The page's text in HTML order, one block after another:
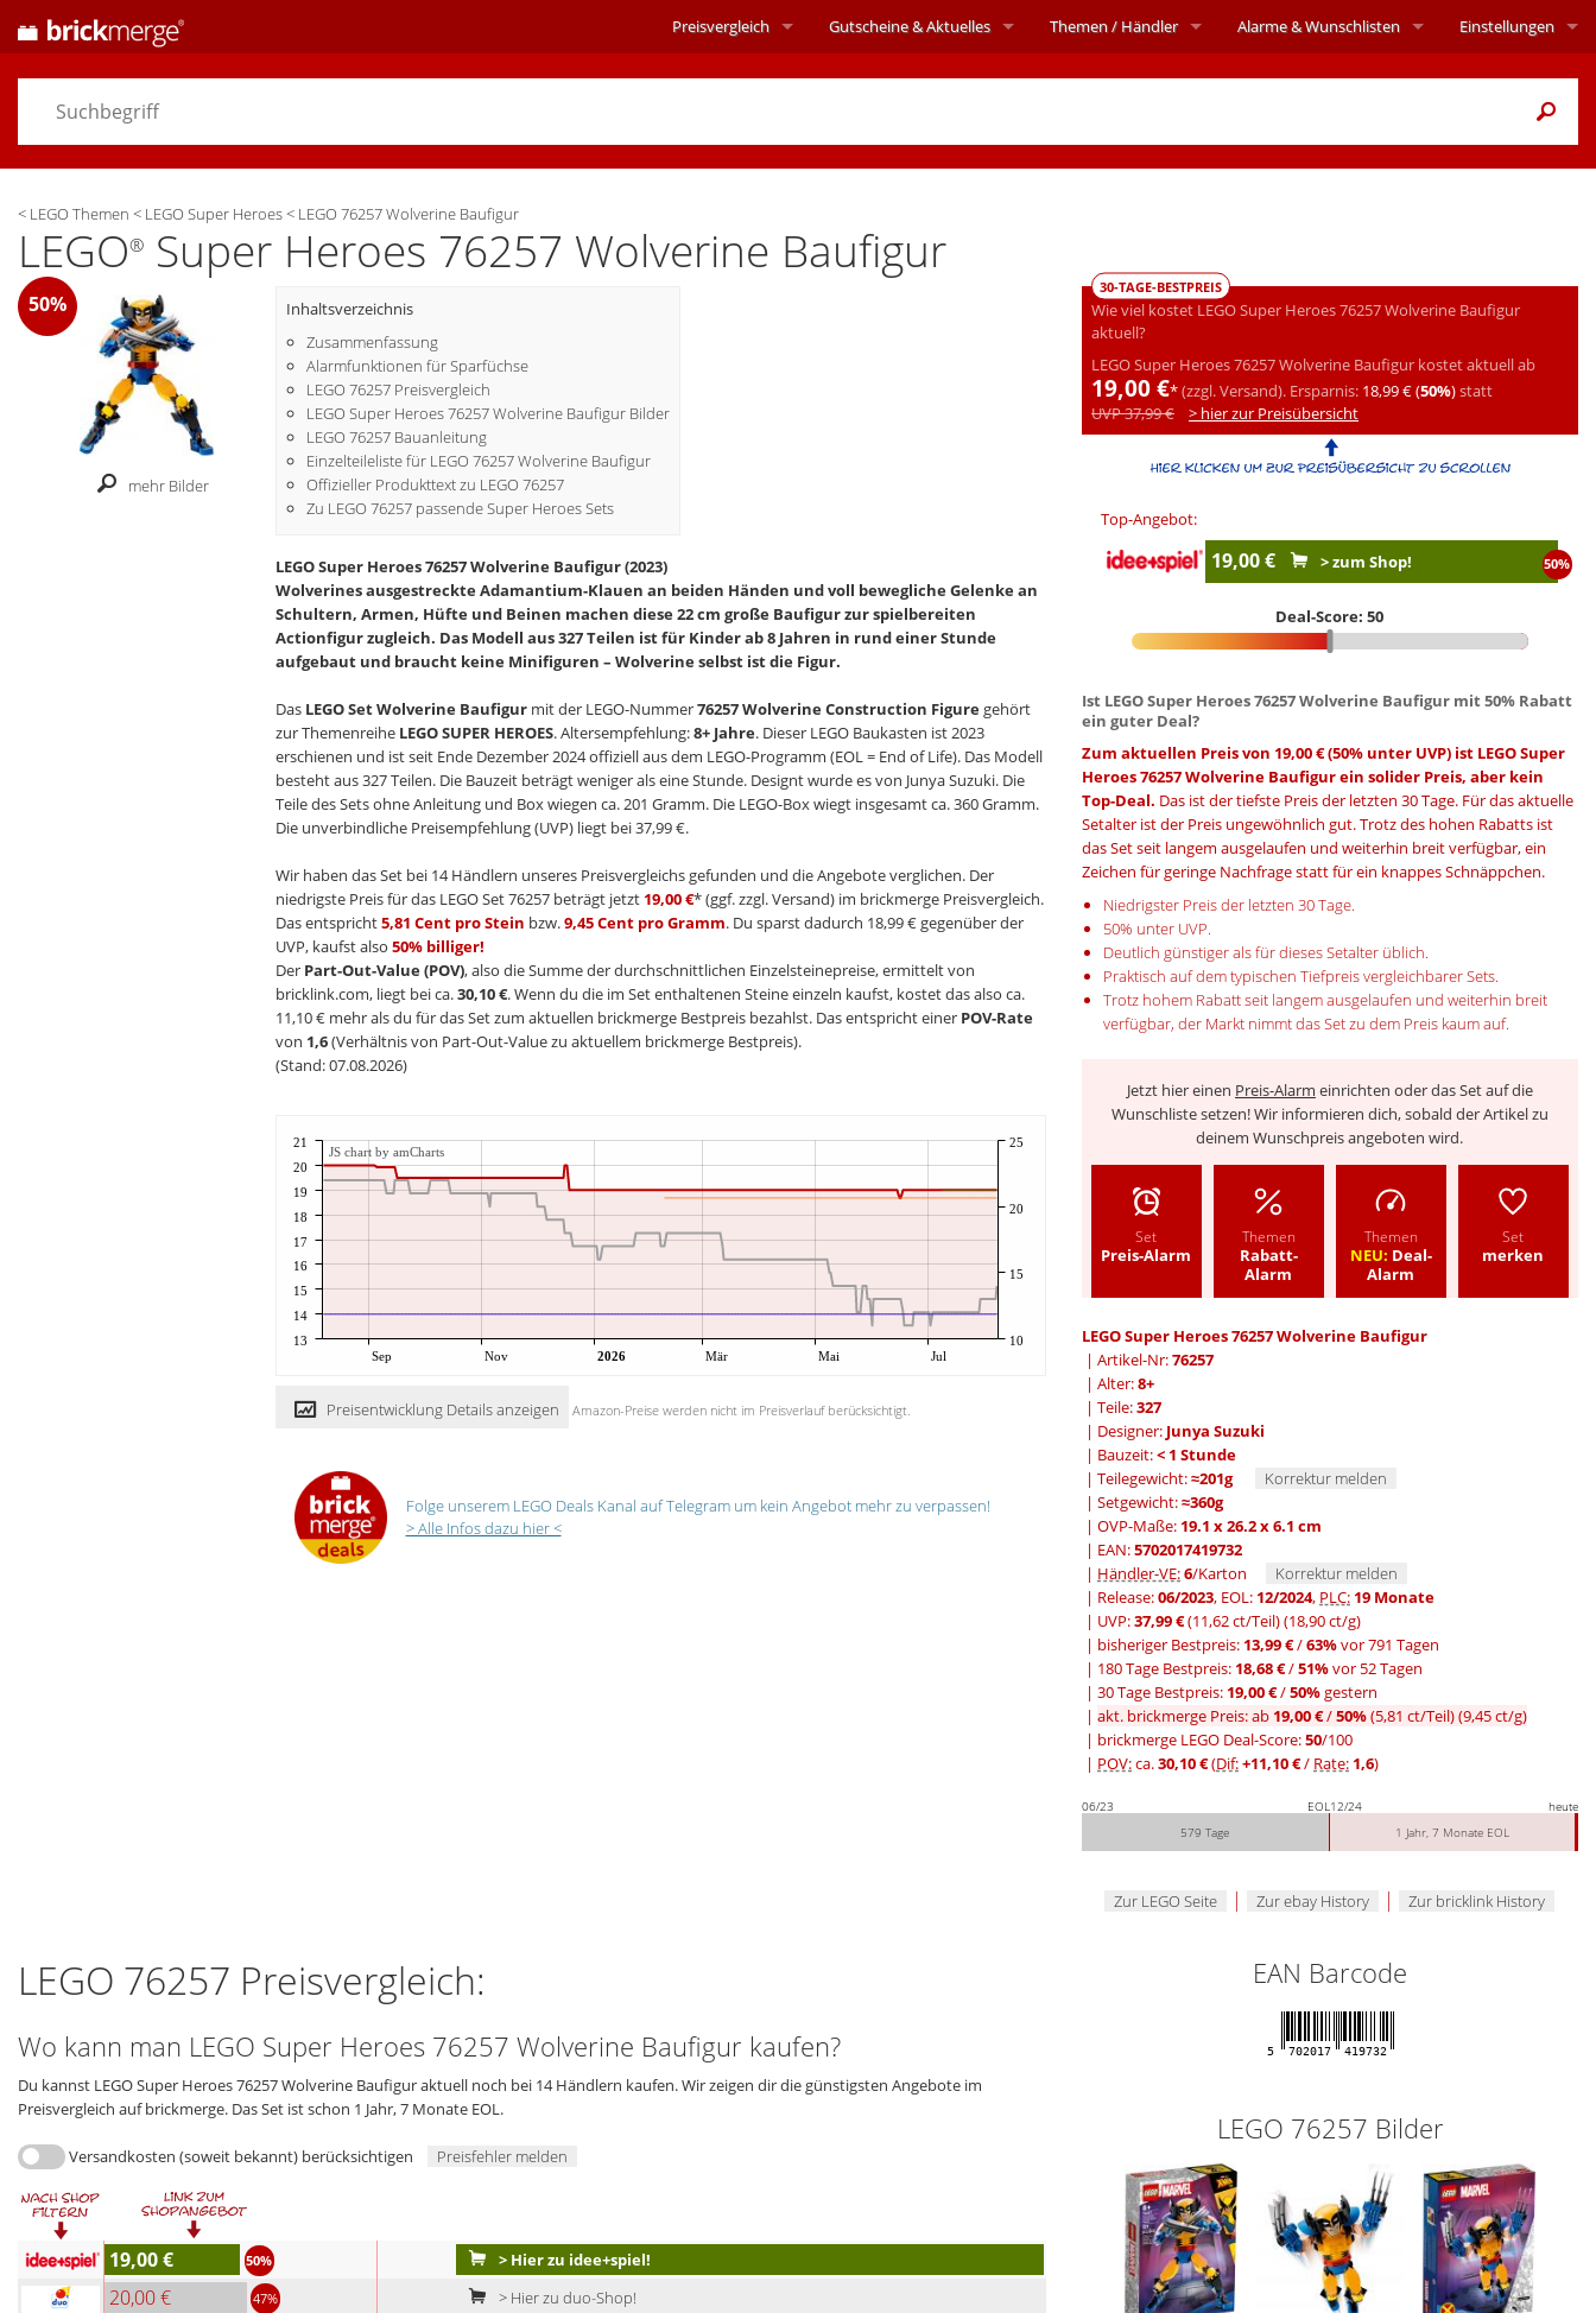
< LEGO Themen < LEGO Super Heroes< LEGO 76257 Wolverine Baufigur
LEGO® Super Heroes 76257 Wolverine Baufigur
30-TAGE-BESTPREIS
Wie viel kostet LEGO Super Heroes 76257 Wolverine Baufigur
aktuell?
LEGO Super Heroes 76257 Wolverine Baufigur kostet aktuell ab
19,00 €*(zzgl. Versand). Ersparnis: 18,99 € (50%)statt
UVP 37,99 €
> hier zur Preisübersicht
Top-Angebot:
19,00 € 50%
> zum Shop!
Deal-Score: 50
Ist LEGO Super Heroes 76257 Wolverine Baufigur mit 50% Rabatt
ein guter Deal?
Zum aktuellen Preis von 19,00 € (50% unter UVP) ist LEGO Super
Heroes 76257 Wolverine Baufigur ein solider Preis, aber kein
Top-Deal. Das ist der tiefste Preis der letzten 30 Tage. Für das aktuelle
Setalter ist der Preis ungewöhnlich gut. Trotz des hohen Rabatts ist
das Set seit langem ausgelaufen und weiterhin breit verfügbar, ein
Zeichen für geringe Nachfrage statt für ein knappes Schnäppchen.
Niedrigster Preis der letzten 30 Tage.
50% unter UVP.
Deutlich günstiger als für dieses Setalter üblich.
Praktisch auf dem typischen Tiefpreis vergleichbarer Sets.
Trotz hohem Rabatt seit langem ausgelaufen und weiterhin breit
verfügbar, der Markt nimmt das Set zu dem Preis kaum auf.
Jetzt hier einen Preis-Alarm einrichten oder das Set auf die
Wunschliste setzen! Wir informieren dich, sobald der Artikel zu
deinem Wunschpreis angeboten wird.
Set
Preis-Alarm
Themen
Rabatt-
Alarm
Themen
NEU: Deal-
Alarm
Set
merken
LEGO Super Heroes 76257 Wolverine Baufigur
| Artikel-Nr:76257
| Alter:8+
| Teile:327
| Designer: Junya Suzuki
| Bauzeit:< 1 Stunde
| Teilegewicht:≈201g
Korrektur melden
| Setgewicht:≈360g
| OVP-Maße: 19.1 x 26.2 x 6.1 cm
| EAN:5702017419732
| Händler-VE:6/Karton
Korrektur melden
| Release:06/2023, EOL: 12/2024, PLC: 19 Monate
| UVP:37,99 €(11,62 ct/Teil)(18,90 ct/g)
| bisheriger Bestpreis: 13,99 €/63%vor 791 Tagen
| 180 Tage Bestpreis: 18,68 €/51%vor 52 Tagen
| 30 Tage Bestpreis: 19,00 €/50%gestern
| akt. brickmerge Preis: ab 19,00 €/50%(5,81 ct/Teil)(9,45 ct/g)
| brickmerge LEGO Deal-Score:50/100
| POV:ca.30,10 €(Dif:+11,10 €/ Rate: 1,6)
06/23 EOL12/24
heute
579 Tage
1 Jahr, 7 Monate EOL
Zur LEGO Seite | Zur ebay History | Zur bricklink History
50%
mehr Bilder
Inhaltsverzeichnis
Zusammenfassung
Alarmfunktionen für Sparfüchse
LEGO 76257 Preisvergleich
LEGO Super Heroes 76257 Wolverine Baufigur Bilder
LEGO 76257 Bauanleitung
Einzelteileliste für LEGO 76257 Wolverine Baufigur
Offizieller Produkttext zu LEGO 76257
Zu LEGO 76257 passende Super Heroes Sets
LEGO Super Heroes 76257 Wolverine Baufigur (2023)
Wolverines ausgestreckte Adamantium-Klauen an beiden Händen und voll bewegliche Gelenke an
Schultern, Armen, Hüfte und Beinen machen diese 22 cm große Baufigur zur spielbereiten
Actionfigur zugleich. Das Modell aus 327 Teilen ist für Kinder ab 8 Jahren in rund einer Stunde
aufgebaut und braucht keine Minifiguren – Wolverine selbst ist die Figur.
Das LEGO Set Wolverine Baufigurmit der LEGO-Nummer76257 Wolverine Construction Figuregehört
zur Themenreihe LEGO SUPER HEROES. Altersempfehlung:8+ Jahre. Dieser LEGO Baukasten ist 2023
erschienen und ist seit Ende Dezember 2024 offiziell aus dem LEGO-Programm (EOL = End of Life). Das Modell
besteht aus 327 Teilen. Die Bauzeit beträgt weniger als eine Stunde. Designt wurde es von Junya Suzuki. Die
Teile des Sets ohne Anleitung und Box wiegen ca. 201 Gramm. Die LEGO-Box wiegt insgesamt ca. 360 Gramm.
Die unverbindliche Preisempfehlung (UVP) liegt bei 37,99 €.
Wir haben das Set bei 14 Händlern unseres Preisvergleichs gefunden und die Angebote verglichen. Der
niedrigste Preis für das LEGO Set 76257 beträgt jetzt 19,00 €* (ggf. zzgl. Versand) im brickmerge Preisvergleich.
Das entspricht5,81 Cent pro Stein bzw.9,45 Cent pro Gramm. Du sparst dadurch 18,99 € gegenüber der
UVP, kaufst also 50% billiger!
Der Part-Out-Value (POV), also die Summe der durchschnittlichen Einzelsteinepreise, ermittelt von
bricklink.com, liegt bei ca.30,10 €. Wenn du die im Set enthaltenen Steine einzeln kaufst, kostet das also ca.
11,10 € mehr als du für das Set zum aktuellen brickmerge Bestpreis bezahlst. Das entspricht einer POV-Rate
von 1,6(Verhältnis von Part-Out-Value zu aktuellem brickmerge Bestpreis).
(Stand: 07.08.2026)
Sep Nov 2026 Mär Mai Jul
13
14
15
16
17
18
19
20
21
10
15
20
25
JS chart by amCharts
Preisentwicklung Details anzeigen Amazon-Preise werden nicht im Preisverlauf berücksichtigt.
Folge unserem LEGO Deals Kanal auf Telegram um kein Angebot mehr zu verpassen!
> Alle Infos dazu hier <
LEGO 76257 Preisvergleich:
Wo kann man LEGO Super Heroes 76257 Wolverine Baufigur kaufen?
Du kannst LEGO Super Heroes 76257 Wolverine Baufigur aktuell noch bei 14 Händlern kaufen. Wir zeigen dir die günstigsten Angebote im
Preisvergleich auf brickmerge. Das Set ist schon 1 Jahr, 7 Monate EOL.
Versandkosten (soweit bekannt) berücksichtigen Preisfehler melden
19,00 € 50% > Hier zu idee+spiel!
20,00 € 47% > Hier zu duo-Shop!
EAN Barcode
5 702017 419732
LEGO 76257 Bilder
Preisvergleich Gutscheine &Aktuelles Themen/ Händler Alarme& Wunschlisten Einstellungen